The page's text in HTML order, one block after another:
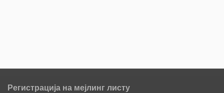
Регистрација на мејлинг листу